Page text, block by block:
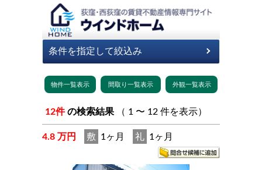
12件 の検索結果 （ 1 〜 12 件を表示）
4.8 万円 敷 1ヶ月 礼 1ヶ月